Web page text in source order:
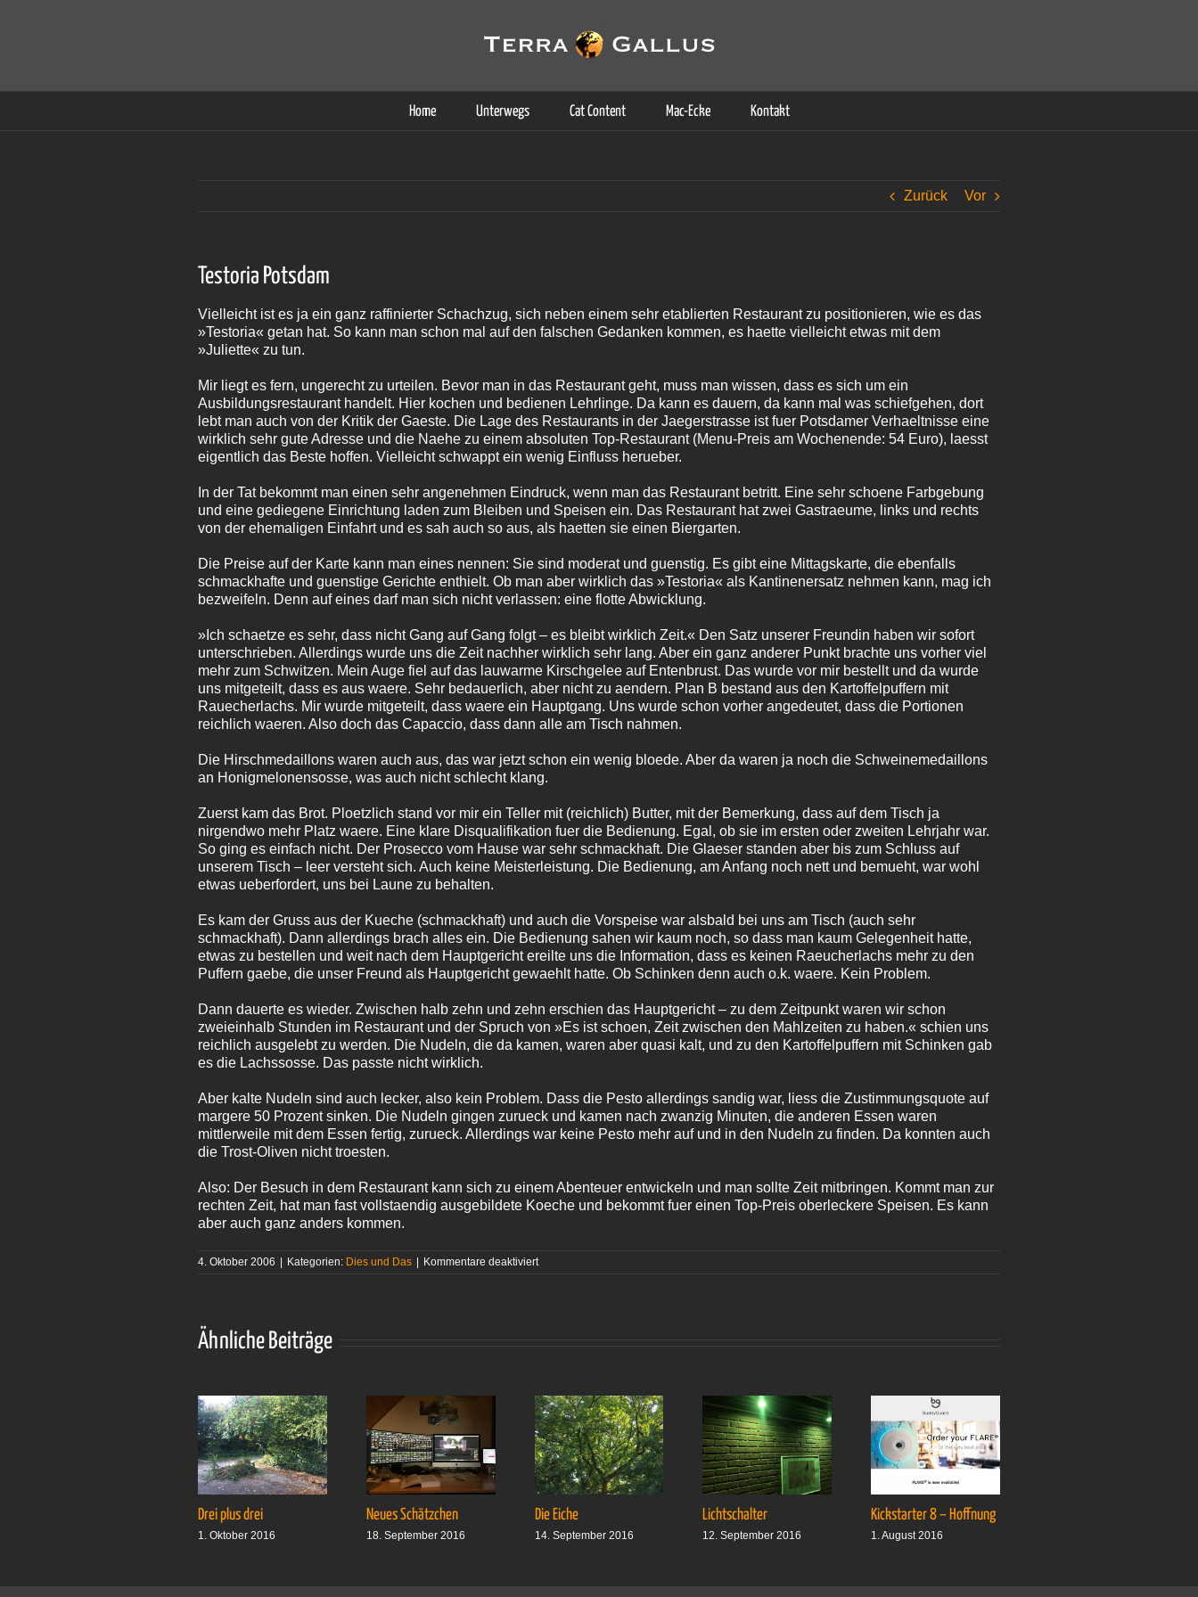
Home Unterwegs Cat Content Mac-Ecke Kontakt
Zurück Vor
Testoria Potsdam
Vielleicht ist es ja ein ganz raffinierter Schachzug, sich neben einem sehr etablierten Restaurant zu positionieren, wie es das
»Testoria« getan hat. So kann man schon mal auf den falschen Gedanken kommen, es haette vielleicht etwas mit dem
»Juliette« zu tun.
Mir liegt es fern, ungerecht zu urteilen. Bevor man in das Restaurant geht, muss man wissen, dass es sich um ein
Ausbildungsrestaurant handelt. Hier kochen und bedienen Lehrlinge. Da kann es dauern, da kann mal was schiefgehen, dort
lebt man auch von der Kritik der Gaeste. Die Lage des Restaurants in der Jaegerstrasse ist fuer Potsdamer Verhaeltnisse eine
wirklich sehr gute Adresse und die Naehe zu einem absoluten Top-Restaurant (Menu-Preis am Wochenende: 54 Euro), laesst
eigentlich das Beste hoffen. Vielleicht schwappt ein wenig Einfluss herueber.
In der Tat bekommt man einen sehr angenehmen Eindruck, wenn man das Restaurant betritt. Eine sehr schoene Farbgebung
und eine gediegene Einrichtung laden zum Bleiben und Speisen ein. Das Restaurant hat zwei Gastraeume, links und rechts
von der ehemaligen Einfahrt und es sah auch so aus, als haetten sie einen Biergarten.
Die Preise auf der Karte kann man eines nennen: Sie sind moderat und guenstig. Es gibt eine Mittagskarte, die ebenfalls
schmackhafte und guenstige Gerichte enthielt. Ob man aber wirklich das »Testoria« als Kantinenersatz nehmen kann, mag ich
bezweifeln. Denn auf eines darf man sich nicht verlassen: eine flotte Abwicklung.
»Ich schaetze es sehr, dass nicht Gang auf Gang folgt – es bleibt wirklich Zeit.« Den Satz unserer Freundin haben wir sofort
unterschrieben. Allerdings wurde uns die Zeit nachher wirklich sehr lang. Aber ein ganz anderer Punkt brachte uns vorher viel
mehr zum Schwitzen. Mein Auge fiel auf das lauwarme Kirschgelee auf Entenbrust. Das wurde vor mir bestellt und da wurde
uns mitgeteilt, dass es aus waere. Sehr bedauerlich, aber nicht zu aendern. Plan B bestand aus den Kartoffelpuffern mit
Rauecherlachs. Mir wurde mitgeteilt, dass waere ein Hauptgang. Uns wurde schon vorher angedeutet, dass die Portionen
reichlich waeren. Also doch das Capaccio, dass dann alle am Tisch nahmen.
Die Hirschmedaillons waren auch aus, das war jetzt schon ein wenig bloede. Aber da waren ja noch die Schweinemedaillons
an Honigmelonensosse, was auch nicht schlecht klang.
Zuerst kam das Brot. Ploetzlich stand vor mir ein Teller mit (reichlich) Butter, mit der Bemerkung, dass auf dem Tisch ja
nirgendwo mehr Platz waere. Eine klare Disqualifikation fuer die Bedienung. Egal, ob sie im ersten oder zweiten Lehrjahr war.
So ging es einfach nicht. Der Prosecco vom Hause war sehr schmackhaft. Die Glaeser standen aber bis zum Schluss auf
unserem Tisch – leer versteht sich. Auch keine Meisterleistung. Die Bedienung, am Anfang noch nett und bemueht, war wohl
etwas ueberfordert, uns bei Laune zu behalten.
Es kam der Gruss aus der Kueche (schmackhaft) und auch die Vorspeise war alsbald bei uns am Tisch (auch sehr
schmackhaft). Dann allerdings brach alles ein. Die Bedienung sahen wir kaum noch, so dass man kaum Gelegenheit hatte,
etwas zu bestellen und weit nach dem Hauptgericht ereilte uns die Information, dass es keinen Raeucherlachs mehr zu den
Puffern gaebe, die unser Freund als Hauptgericht gewaehlt hatte. Ob Schinken denn auch o.k. waere. Kein Problem.
Dann dauerte es wieder. Zwischen halb zehn und zehn erschien das Hauptgericht – zu dem Zeitpunkt waren wir schon
zweieinhalb Stunden im Restaurant und der Spruch von »Es ist schoen, Zeit zwischen den Mahlzeiten zu haben.« schien uns
reichlich ausgelebt zu werden. Die Nudeln, die da kamen, waren aber quasi kalt, und zu den Kartoffelpuffern mit Schinken gab
es die Lachssosse. Das passte nicht wirklich.
Aber kalte Nudeln sind auch lecker, also kein Problem. Dass die Pesto allerdings sandig war, liess die Zustimmungsquote auf
margere 50 Prozent sinken. Die Nudeln gingen zurueck und kamen nach zwanzig Minuten, die anderen Essen waren
mittlerweile mit dem Essen fertig, zurueck. Allerdings war keine Pesto mehr auf und in den Nudeln zu finden. Da konnten auch
die Trost-Oliven nicht troesten.
Also: Der Besuch in dem Restaurant kann sich zu einem Abenteuer entwickeln und man sollte Zeit mitbringen. Kommt man zur
rechten Zeit, hat man fast vollstaendig ausgebildete Koeche und bekommt fuer einen Top-Preis oberleckere Speisen. Es kann
aber auch ganz anders kommen.
4. Oktober 2006 | Kategorien: Dies und Das | Kommentare deaktiviertfür
Ähnliche Beiträge
Drei plus drei
1. Oktober 2016
Neues Schätzchen
18. September 2016
Die Eiche
14. September 2016
Lichtschalter
12. September 2016
Kickstarter 8 – Hoffnung
1. August 2016
Cookies helfen auf auf dieser Seite bei der Bereitstellung der Dienste. Durch die Nutzung dieser Webseite erklären Sie sich damit einverstanden, dass Cookies gesetzt werden.
Weitere Informationen